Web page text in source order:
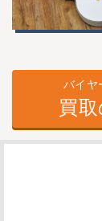
バイヤ
買